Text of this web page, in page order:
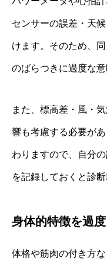
センサーの誤差・天
けます。そのため、
のばらつきに過度な
また、標高差・風・
響も考慮する必要が
わりますので、自分
を記録しておくと診
身体的特徴を過
体格や筋肉の付き方